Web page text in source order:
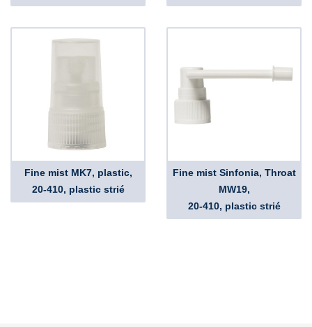
Fine mist MK7, plastic,
20-410, plastic strié
Fine mist Sinfonia, Throat
MW19,
20-410, plastic strié